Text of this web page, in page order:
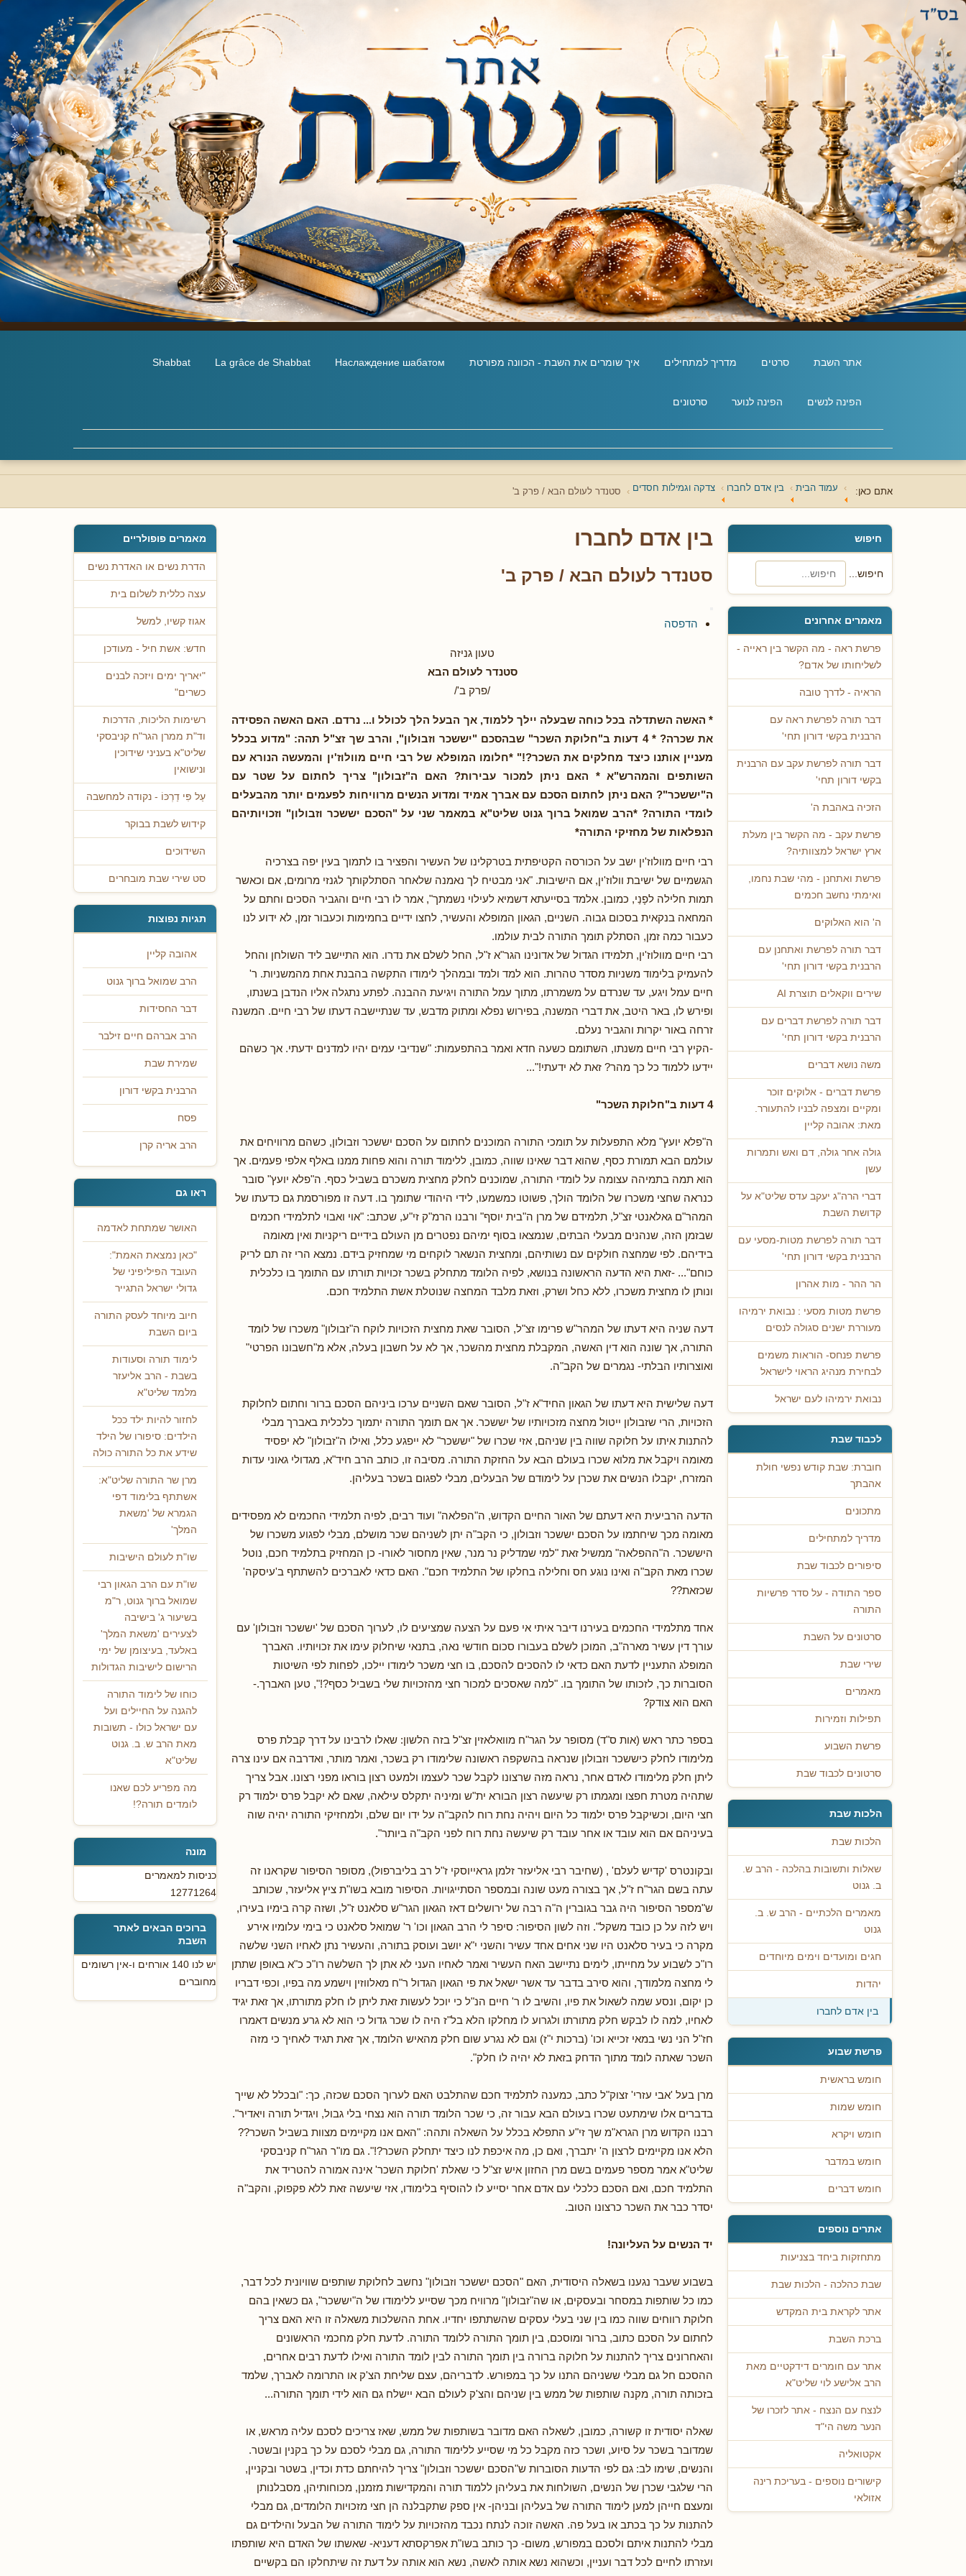
אתר השבת סרטים מדריך למתחילים איך שומרים את השבת - הכוונה מפורטת Наслаждение шабатом
La grâce de Shabbat
Shabbat
הפינה לנשים הפינה לנוער סרטונים
אתם כאן: עמוד הבית בין אדם לחברו צדקה וגמילות חסדים סטנדר לעולם הבא / פרק ב'
חיפוש
חיפוש...
מאמרים אחרונים
פרשת ראה - מה הקשר בין ראייה -
לשליחותו של אדם?
הראיה - לדרך טובה
דבר תורה לפרשת ראה עם
הרבנית בקשי דורון תחי'
דבר תורה לפרשת עקב עם הרבנית
בקשי דורון תחי'
הזכיה באהבת ה'
פרשת עקב - מה הקשר בין מעלת
ארץ ישראל למצוותיה?
פרשת ואתחנן - מהי שבת נחמו,
ואימתי נחשב חכמים
ה' הוא האלוקים
דבר תורה לפרשת ואתחנן עם
הרבנית בקשי דורון תחי'
שירים ווקאלים תוצרת AI
דבר תורה לפרשת דברים עם
הרבנית בקשי דורון תחי'
משה נושא דברים
פרשת דברים - אלוקים זוכר
ומקיים ומצפה לבניו להתעורר.
מאת: אהובה קליין
גולה אחר גולה, דם ואש ותמרות
עשן
דברי הרה"ג יעקב עדס שליט"א על
קדושת השבת
דבר תורה לפרשת מטות-מסעי עם
הרבנית בקשי דורון תחי'
הר ההר - מות אהרון
פרשת מטות מסעי : נבואת ירמיהו
מעוררת ישנים סגולה לנסים
פרשת פנחס- הוראות משמים
לבחירת מנהיג הראוי לישראל
נבואת ירמיהו לעם ישראל
לכבוד שבת
חוברת: שבת קודש נפשי חולת
אהבתך
מתכונים
מדריך למתחילים
סיפורים לכבוד שבת
ספר התודה - על סדר פרשיות
התורה
סרטונים על השבת
שירי שבת
מאמרים
תפילות וזמירות
פרשת השבוע
סרטונים לכבוד שבת
הלכות שבת
הלכות שבת
שאלות ותשובות בהלכה - הרב ש.
ב. גנוט
מאמרים הלכתיים - הרב ש. ב.
גנוט
חגים ומועדים וימים מיוחדים
יהדות
בין אדם לחברו
פרשת שבוע
חומש בראשית
חומש שמות
חומש ויקרא
חומש במדבר
חומש דברים
אתרים נוספים
מתחזקות ביחד בצניעות
שבת כהלכה - הלכות שבת
אתר לקראת בית המקדש
ברכת השבת
אתר עם חומרים דידקטיים מאת
הרב אלישע לוי שליט"א
לנצח עם הנצח - אתר לזכרו של
הנער משה הי"ד
אקטואליה
קישורים נוספים - בעריכת רינה
אזולאי
בין אדם לחברו
סטנדר לעולם הבא / פרק ב'
הדפסה
טעון גניזה
סטנדר לעולם הבא
/פרק ב'/
* האשה השתדלה בכל כוחה שבעלה יילך ללמוד, אך הבעל הלך לכולל ו... נרדם. האם האשה הפסידה
את שכרה? * 4 דעות ב"חלוקת השכר" שבהסכם "יששכר וזבולון", והרב שך זצ"ל תהה: "מדוע בכלל
מעניין אותנו כיצד מחלקים את השכר?!" *חלומו המופלא של רבי חיים מוולוז'ין והמעשה הנורא עם
השותפים והמהרש"א * האם ניתן למכור עבירות? האם ה"זבולון" צריך לחתום על שטר עם
ה"יששכר"? האם ניתן לחתום הסכם עם אברך אמיד ומדוע הנשים מרוויחות לפעמים יותר מהבעלים
לומדי התורה? *הרב שמואל ברוך גנוט שליט"א במאמר שני על "הסכם יששכר וזבולון" וזכויותיהם
הנפלאות של מחזיקי התורה*
רבי חיים מוולוז'ין ישב על הכורסה הקטיפתית בטרקלינו של העשיר והפציר בו לתמוך בעין יפה בצרכיה
הגשמיים של ישיבת וולוז'ין, אם הישיבות. "אני מבטיח לך נאמנה שלאחר הסתלקותך לגנזי מרומים, אם וכאשר
תמות חלילה לפָנַי, כמובן. אלמד בסייעתא דשמיא לעילוי נשמתך", אמר לו רבי חיים והגביר הסכים וחתם על
המחאה בנקאית בסכום גבוה. השניים, הגאון המופלא והעשיר, לחצו ידיים בחמימות וכעבור זמן, לא ידוע לנו
כעבור כמה זמן, הסתלק תומך התורה לבית עולמו.
רבי חיים מוולוז'ין, תלמידו הגדול של אדונינו הגר"א ז"ל, החל לשלם את נדרו. הוא התיישב ליד השולחן והחל
להעמיק בלימוד משניות מסדר טהרות. הוא למד ולמד ובמהלך לימודו התקשה בהבנת אחת מהמשניות. ר'
חיים עמל ויגע, עד שנרדם על משמרתו, מתוך עמל התורה ויגיעת ההבנה. לפתע נתגלה אליו הנדבן בשנתו,
ופירש לו, באר היטב, את דברי המשנה, בפירוש נפלא ומתוק מדבש, עד שנתיישבה דעתו של רבי חיים. המשנה
זרחה באור יקרות והגביר נעלם.
-הקיץ רבי חיים משנתו, השתומם כשעה חדא ואמר בהתפעמות: "שנדיבי עמים יהיו למדנים ידעתי. אך כשהם
יידעו ללמוד כל כך מהר? זאת לא ידעתי!"...
4 דעות ב"חלוקת השכר"
ה"פלא יועץ" מלא התפעלות על תומכי התורה המוכנים לחתום על הסכם יששכר וזבולון, כשהם מרוויחים את
עולמם הבא תמורת כסף, שהוא דבר שאינו שווה, כמובן, ללימוד תורה והוא פחות ממנו באלף אלפי פעמים. אך
הוא תמה בתמיהה עצומה על לומדי התורה, שמוכנים לחלק מחצית משכרם בשביל כסף. ה"פלא יועץ" סובר
כנראה שחצי משכרו של הלומד הולך, פשוטו כמשמעו, לידי היהודי שתומך בו. דעה זו מפורסמת גם כדעתו של
המהר"ם גאלאנטי זצ"ל, תלמידם של מרן ה"בית יוסף" ורבנו הרמ"ק זי"ע, שכתב: "אוי ואבוי לתלמידי חכמים
שבזמן הזה, שנהנים מבעלי הבתים, שנמצאו בסוף ימיהם נפטרים מן העולם בידיים ריקניות ואין מאומה
בידיהם. לפי שמחצה חולקים עם נשותיהם, ומחצית הנשאר לוקחים מי שמחזיק בידם. נמצא הרי זה תם לריק
כוחם"... -זאת היא הדעה הראשונה בנושא, לפיה הלומד מתחלק בשכר זכויות תורתו עם התומך בו כלכלית
ונותן לו מחצית משכרו, ללא כחל ושרק, וזאת מלבד המחצה שנוטלת אשת התלמיד חכם.
דעה שניה היא דעתו של המהר"ש פרימו זצ"ל, הסובר שאת מחצית הזכויות לוקח ה"זבולון" משכרו של לומד
התורה, אך שונה הוא דין האשה, המקבלת מחצית מהשכר, אך לא על חשבון בעלה, אלא מ"חשבונו הפרטי"
ואוצרותיו הבלתי- נגמרים של הקב"ה.
דעה שלישית היא דעתו של הגאון החיד"א ז"ל, הסובר שאם השניים ערכו ביניהם הסכם ברור וחתום לחלוקת
הזכויות, הרי שזבולון ייטול מחצה מזכויותיו של יששכר. אך אם תומך התורה יתמוך כלכלית באברך מבלי
להתנות איתו על חלוקה שווה בין שניהם, אזי שכרו של "יששכר" לא ייפגע כלל, ואילו ה"זבולון" לא יפסיד
מאומה ויקבל את מלוא שכרו בעולם הבא על החזקת התורה. מסיבה זו, כותב הרב חיד"א, מגדולי גאוני עדות
המזרח, יקבלו הנשים את שכרן על לימודם של הבעלים, מבלי לפגום בשכר בעליהן.
הדעה הרביעית היא דעתם של האור החיים הקדוש, ה"הפלאה" ועוד רבים, לפיה תלמידי החכמים לא מפסידים
מאומה מכך שיחתמו על הסכם יששכר וזבולון, כי הקב"ה יתן לשניהם שכר מושלם, מבלי לפגוע משכרו של
היששכר. ה"ההפלאה" ממשיל זאת "למי שמדליק נר מנר, שאין מחסור לאורו- כן המחזיק בתלמיד חכם, נוטל
שכרו מאת הקב"ה ואינו נוגע חס וחלילה בחלקו של התלמיד חכם". האם כדאי לאברכים להשתתף ב'עיסקה'
שכזאת??
אחד מתלמידי החכמים בעירנו דיבר איתי אי פעם על הצעה שמציעים לו, לערוך הסכם של 'יששכר וזבולון' עם
עורך דין עשיר מארה"ב, המוכן לשלם בעבורו סכום חודשי נאה, בתנאי שיחלוק עימו את זכויותיו. האברך
המופלג התעניין לדעת האם כדאי לו להסכים להסכם, בו חצי משכר לימודו יילכו, לפחות לפי השיטות
הסוברות כך, לזכותו של התומך בו. "למה שאסכים למכור חצי מהזכויות שלי בשביל כסף?!", טען האברך.-
האם הוא צודק?
בספר כתר ראש (אות ס"ד) מסופר על הגר"ח מוואלאזין זצ"ל בזה הלשון: שאלו לרבינו על דרך קבלת פרס
מלימודו לחלק כיששכר וזבולון שנראה בהשקפה ראשונה שלימודו רק בשכר, ואמר מותר, ואדרבה אם עינו צרה
ליתן חלק מלימודו לאדם אחר, נראה מזה שרצונו לקבל שכר לעצמו ולמעט רצון בוראו מפני רצונו. אבל צריך
שתהיה מטרת חפצו ומגמתו רק שיעשה רצון הבורא ית"ש ומיניה יתקלס עילאה, שאם לא יקבל פרס ילמוד רק
חצי היום, וכשיקבל פרס ילמוד כל היום ויהיה נחת רוח להקב"ה על ידו יום שלם, ולמחזיקי התורה יהיה שוה
בעיניהם אם הוא עובד או אחר עובד רק שיעשה נחת רוח לפני הקב"ה ביותר".
ובקונטרס 'קדיש לעלם' , (שחיבר רבי אליעזר זלמן גראייוסקי ז"ל רב בליברפול), מסופר הסיפור שקראנו זה
עתה בשם הגר"ח ז"ל, אך בצורה מעט שונה ובמספר הסתייגויות. הסיפור מובא בשו"ת ציץ אליעזר, שכותב
ש"מספר הסיפור היה גבר בגוברין ה"ה רבה של ירושלים דאז הגאון הגר"ש סלאנט ז"ל, ושזה קרה בימיו בעירו,
ויש לזה על כן כובד משקל". וזה לשון הסיפור: סיפר לי הרב הגאון וכו' ר' שמואל סלאנט כי בימי עלומיו אירע
מקרה כי בעיר סלאנט היו שני אחים אחד עשיר והשני י"א יושב ועוסק בתורה, והעשיר נתן לאחיו השני שלשה
רו"כ לשבוע על מחייתו, לימים נתיישב האח העשיר ואמר לאחיו העני לא אתן לך השלשה רו"כ כ"א באופן שתתן
לי מחצה מלמודך, והוא סירב בדבר עד אשר ישאל את פי הגאון הגדול ר"ח מאלווזין וישמע מה בפיו, וכפי דבריו
כן יקום, ונסע שמה לשאול את פיו, והשיב לו ר' חיים הנ"ל כי יוכל לעשות זאת ליתן לו חלק מתורתו, אך זאת יגיד
לאחיו, למה לו לבקש חלק מתורתו ולגרוע לו מחלקו הלא בל"ז היה לו שכר גדול כי הוא לא גרע מנשים דאמרו
חז"ל הני נשי במאי זכייא וכו' (ברכות י"ז) וגם לא נגרע שום חלק מהאיש הלומד, אך זאת תגיד לאחיך כי מזה
השכר שאתה לומד מתוך הדחק בזאת לא יהיה לו חלק".
מרן בעל 'אבי עזרי' זצוק"ל כתב, כמענה לתלמיד חכם שהתלבט האם לערוך הסכם שכזה, כך: "ובכלל לא שייך
בדברים אלו שימתעט שכרו בעולם הבא עבור זה, כי שכר הלומד תורה הוא נצחי בלי גבול, ויגדיל תורה ויאדיר".
רבנו הקדוש מרן הגרא"מ שך זי"ע התפלא בכלל על השאלה ותהה: "האם אנו מקיימים מצוות בשביל השכר??
הלא אנו מקיימים לרצון ה' יתברך, ואם כן, מה איכפת לנו כיצד יתחלק השכר?!". גם מו"ר הגר"ח קניבסקי
שליט"א אמר מספר פעמים בשם מרן החזון איש זצ"ל כי שאלת 'חלוקת השכר' אינה אמורה להטריד את
התלמיד חכם, ואם הסכם כלכלי עם אדם אחר יסייע לו להוסיף בלימודו, אזי שיעשה זאת ללא פקפוק, והקב"ה
יסדר כבר את השכר כרצונו הטוב.
יד הנשים על העליונה!
בשבוע שעבר נגענו בשאלה היסודית, האם "הסכם יששכר וזבולון" נחשב לחלוקת שותפים שוויונית לכל דבר,
כמו כל שותפות במסחר ובעסקים, או שה"זבולון" מרוויח מכך שסייע ללימודו של ה"יששכר", גם כשאין בהם
חלוקת רווחים שווה כמו בין שני בעלי עסקים שהשתתפו יחדיו. אחת ההשלכות משאלה זו היא האם צריך
לחתום על הסכם כתוב, ברור ומוסכם, בין תומך התורה ללומד התורה. לדעת חלק מחכמי הראשונים
והאחרונים צריך להתנות על חלוקה ברורה בין תומך התורה לבין לומד התורה ואילו לדעת רבים אחרים,
ההסכם חל גם מבלי ששניהם התנו על כך במפורש. לדבריהם, עצם שליחת הצ'ק או התרומה לאברך, שלמד
בזכותה תורה, מקנה שותפות של ממש בין שניהם והצ'ק לעולם הבא יישלח גם הוא לידי תומך התורה...
שאלה יסודית זו קשורה, כמובן, לשאלה האם מדובר בשותפות של ממש, שאז צריכים לסכם עליה מראש, או
שמדובר בשכר על סיוע, ושכר כזה מקבל כל מי שסייע ללימוד התורה, גם מבלי לסכם על כך בקנין ובשטר.
והנשים, שימו לב: גם לפי הדעות הסוברות ש"הסכם יששכר וזבולון" צריך להיחתם כדת וכדין, בשטר ובקניין,
הרי שלגבי שכרן של הנשים, השולחות את בעליהן ללמוד תורה והמקדישות מזמנן, מכוחותיהן, מסבלנותן
ומעצם חייהן למען לימוד התורה של בעליהן ובניהן- אין ספק שתקבלנה הן חצי מזכויות הלומדים, גם מבלי
להתנות על כך בכתב או בעל פה. האשה זוכה לנתח נכבד מהזכויות על לימוד התורה של הבעל והילדים גם
מבלי להתנות איתם ולסכם במפורש, משום- כך כותב בשו"ת אפרקסתא דעניא- שאשתו של האדם היא שותפתו
ועזרתו לחיים לכל דבר ועניין, וכשהוא נשא אותה לאשה, נשא הוא אותה על דעת זה שיתחלקו הם בקשיים
מאמרים פופולריים
הדרת נשים או האדרת נשים
עצה כללית לשלום בית
אגוז קשיו, למשל
חדש: אשת חיל - מעודכן
"יאריך ימים ויזכה לבנים
כשרים"
רשימות הליכות, הדרכות
וד"ת ממרן הגר"ח קניבסקי
שליט"א בעניני שידוכין
ונישואין
עַל פִּי דַרְכּוֹ - נקודה למחשבה
קידוש לשבת בבוקר
השידוכים
סט שירי שבת מובחרים
תגיות נפוצות
אהובה קליין
הרב שמואל ברוך גנוט
דבר החסידות
הרב אברהם חיים זילבר
שמירת שבת
הרבנית בקשי דורון
פסח
הרב אריה קרן
ראו גם
האושר שמתחת לאדמה
"כאן נמצאת האמת":
העובד הפיליפיני של
גדולי ישראל התגייר
חיוב מיוחד לעסק התורה
ביום השבת
לימוד תורה וסעודות
בשבת - הרב אליעזר
מלמד שליט"א
לחזור להיות ילד ככל
הילדים: סיפורו של הילד
שידע את כל התורה כולה
מרן שר התורה שליט"א:
אשתתף בלימוד דפי
הגמרא של 'משאת
המלך'
שו"ת לעולם הישיבות
שו"ת עם הרב הגאון רבי
שמואל ברוך גנוט, ר"מ
בשיעור ג' בישיבה
לצעירים 'משאת המלך'
באלעד, בעיצומן של ימי
הרישום לישיבות הגדולות
כוחו של לימוד התורה
להגנה על החיילים ועל
עם ישראל כולו - תשובות
מאת הרב ש. ב. גנוט
שליט"א
מה מפריע לכם שאנו
לומדים תורה?!
מונה
כניסות למאמרים
12771264
ברוכים הבאים לאתר
השבת
יש לנו 140 אורחים ו-אין רשומים
מחוברים